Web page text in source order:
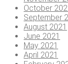
October
September
August 2021
June 2021
May 2021
April 2021